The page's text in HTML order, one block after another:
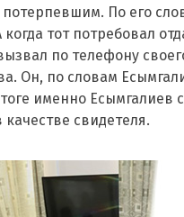
По его
тот потребовал
по телефону
Он, по словам
именно Есымгалиев
свидетеля.